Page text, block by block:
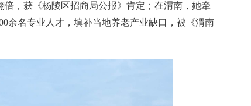
，获《杨陵区招商局公报》肯定；在渭南，她牵
余名专业人才，填补当地养老产业缺口，被《渭南